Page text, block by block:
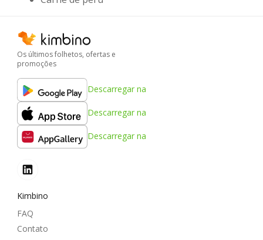
Os últimos folhetos, ofertas e
promoções
Descarregar na
Descarregar na
Descarregar na
Kimbino
FAQ
Contato